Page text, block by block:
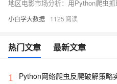
地区电影市场分析：用Python爬虫
小白学大数据 1125
热门文章 最新文章
1 Python网络爬虫反爬破解策略